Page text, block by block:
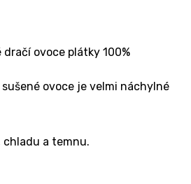
dračí ovoce plátky 100%
sušené ovoce je velmi náchylné
chladu a temnu.